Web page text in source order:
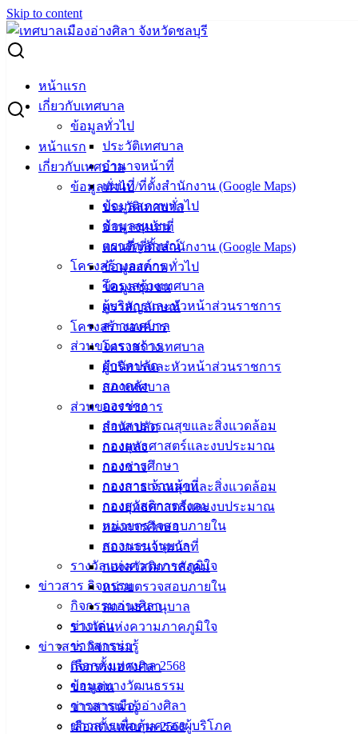
Skip to content
หน้าแรก
เกี่ยวกับเทศบาล
ข้อมูลทั่วไป
ประวัติเทศบาล
อำนาจหน้าที่
แผนที่/ที่ตั้งสำนักงาน (Google Maps)
ข้อมูลสภาพทั่วไป
ข้อมูลชุมชน
ตราสัญลักษณ์
โครงสร้างองค์กร
โครงสร้างเทศบาล
ผู้บริหารและหัวหน้าส่วนราชการ
สภาเทศบาล
ส่วนของราชการ
สำนักปลัด
กองคลัง
กองช่าง
กองสาธารณสุขและสิ่งแวดล้อม
กองยุทธศาสตร์และงบประมาณ
กองการศึกษา
กองการเจ้าหน้าที่
กองสวัสดิการสังคม
หน่วยตรวจสอบภายใน
สถานธนานุบาล
รางวัลแห่งความภาคภูมิใจ
ข่าวสาร กิจกรรม
กิจกรรมอ่างศิลา
ข่าวเด่น
ข่าวสารน่ารู้
เลือกตั้งเทศบาล 2568
ข้อมูลทางวัฒนธรรม
วารสารเมืองอ่างศิลา
ข่าวสารเพื่อคุ้มครองผู้บริโภค
หน้าแรก
เกี่ยวกับเทศบาล
ข้อมูลทั่วไป
ประวัติเทศบาล
อำนาจหน้าที่
แผนที่/ที่ตั้งสำนักงาน (Google Maps)
ข้อมูลสภาพทั่วไป
ข้อมูลชุมชน
ตราสัญลักษณ์
โครงสร้างองค์กร
โครงสร้างเทศบาล
ผู้บริหารและหัวหน้าส่วนราชการ
สภาเทศบาล
ส่วนของราชการ
สำนักปลัด
กองคลัง
กองช่าง
กองสาธารณสุขและสิ่งแวดล้อม
กองยุทธศาสตร์และงบประมาณ
กองการศึกษา
กองการเจ้าหน้าที่
กองสวัสดิการสังคม
หน่วยตรวจสอบภายใน
สถานธนานุบาล
รางวัลแห่งความภาคภูมิใจ
ข่าวสาร กิจกรรม
กิจกรรมอ่างศิลา
ข่าวเด่น
ข่าวสารน่ารู้
เลือกตั้งเทศบาล 2568
Search for:
ทม.อ่างศิลา ออกหน่วยฉีดวัคซีนป้องกันโรคพิษสุนัขบ้า ณ
หมู่บ้านเดอะบาโคนี่
ทม.อ่างศิลา ออกหน่วยฉีดวัคซีนป้องกัน
โรคพิษสุนัขบ้า ณ หมู่บ้านเดอะบาโคนี่
เมษายน 20, 2022 เมษายน 20, 2022
วันพุธที่ 20 เมษายน 2565 เวลา 9.00 – 11.30 น. งานสัตวแพทย์
ฝ่ายบริหารงานสาธารณสุข กองสาธารณสุขและสิ่งแวดล้อม
ออกหน่วยบริการฉีดวัคซีนป้องกันโรคพิษสุนัขบ้า ให้แก่สุนัข
และแมวของประชาชน ณ หมู่บ้านเดอะบาโคนี่ ม.4 ต.ห้วยกะปิ
ในโครงการป้องกันและควบคุมโรคพิษสุนัขบ้า ประจำปี 2565
ผลการดำเนินงานฉีดวัคซีนพิษสุนัขบ้า จำนวน 24 ตัว แบ่งเป็น
-สุนัข จำนวน 14 ตัว
-แมว จำนวน 10 ตัว